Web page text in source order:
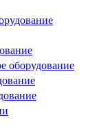
оборудование